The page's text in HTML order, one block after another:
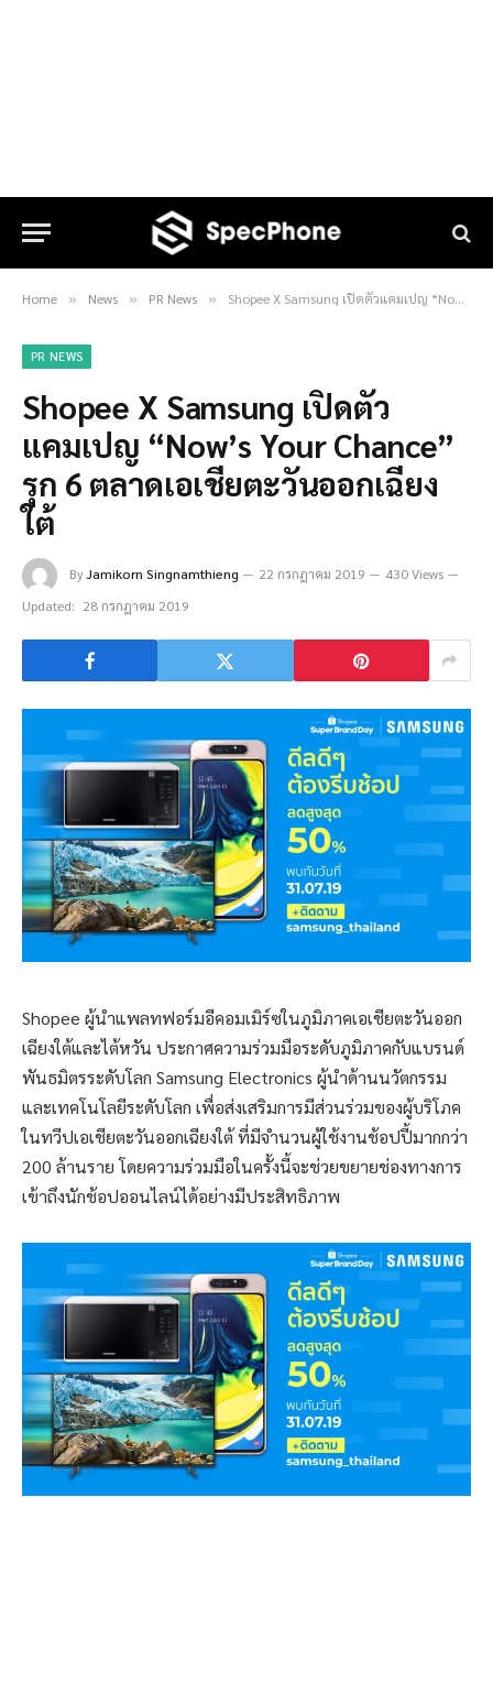
Home » News » PR News » Shopee X Samsung เปิดตัวแคมเปญ “Now’s Your Chance” รุก 6 ตลาดเอเชียตะวันออกเฉียงใต้
PR NEWS
Shopee X Samsung เปิดตัว
แคมเปญ “Now’s Your Chance”
รุก 6 ตลาดเอเชียตะวันออกเฉียง
ใต้
ByJamikorn Singnamthieng 22 กรกฎาคม 2019
430 Views
Updated: 28 กรกฎาคม 2019
Shopee ผู้นำแพลทฟอร์มอีคอมเมิร์ซในภูมิภาคเอเชียตะวันออก
เฉียงใต้และไต้หวัน ประกาศความร่วมมือระดับภูมิภาคกับแบรนด์
พันธมิตรระดับโลก Samsung Electronics ผู้นำด้านนวัตกรรม
และเทคโนโลยีระดับโลก เพื่อส่งเสริมการมีส่วนร่วมของผู้บริโภค
ในทวีปเอเชียตะวันออกเฉียงใต้ ที่มีจำนวนผู้ใช้งานช้อปปี้มากกว่า
200 ล้านราย โดยความร่วมมือในครั้งนี้จะช่วยขยายช่องทางการ
เข้าถึงนักช้อปออนไลน์ได้อย่างมีประสิทธิภาพ